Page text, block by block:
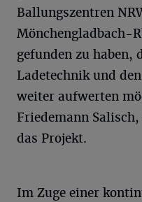
Ballungszentren
Mönchengladbach-
gefunden zu
Ladetechnik und
weiter aufwerten
Friedemann
das Projekt.
Im Zuge einer